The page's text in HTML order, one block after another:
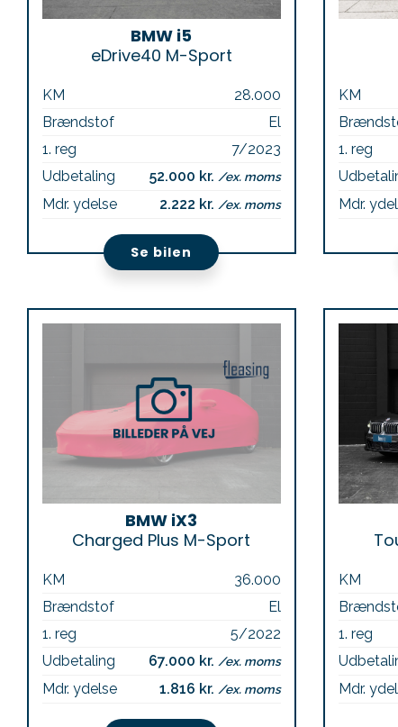
BMW i5
eDrive40 M-Sport
KM
28.000
Brændstof
El
1. reg
7/2023
Udbetaling
52.000 kr. /ex. moms
Mdr. ydelse 2.222 kr. /ex. moms
Se bilen
KM
1. reg
Mdr.
BMW iX3
Charged Plus M-Sport
KM
36.000
Brændstof
El
1. reg
5/2022
Udbetaling
67.000 kr. /ex. moms
Mdr. ydelse 1.816 kr. /ex. moms
KM
1. reg
Mdr.